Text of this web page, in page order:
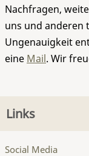
Nachfragen,
uns und anderen
Ungenauigkeit
eine Mail. Wir
Links
Social Media